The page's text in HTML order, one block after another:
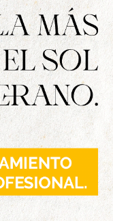
Ciclo
Órgano
4 de